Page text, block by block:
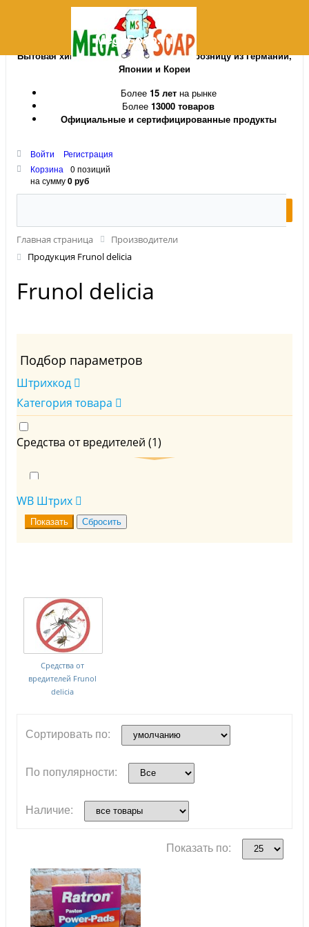
MegaSoap.ru
Бытовая химия и косметика оптом и в розницу из Германии,
Японии и Кореи
Более 15 летна рынке
Более 13000 товаров
Официальные и сертифицированные продукты
Войти
Регистрация
Корзина
0 позиций
на сумму0 руб
Главная страница
Производители
Продукция Frunol delicia
Frunol delicia
Подбор параметров
Штрихкод
Категория товара
Средства от вредителей (1)
WB Штрих
Средства от
вредителей Frunol
delicia
Сортировать по:
По популярности:
Наличие:
Показать по: